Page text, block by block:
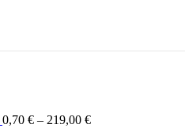
0,70 € – 219,00 €